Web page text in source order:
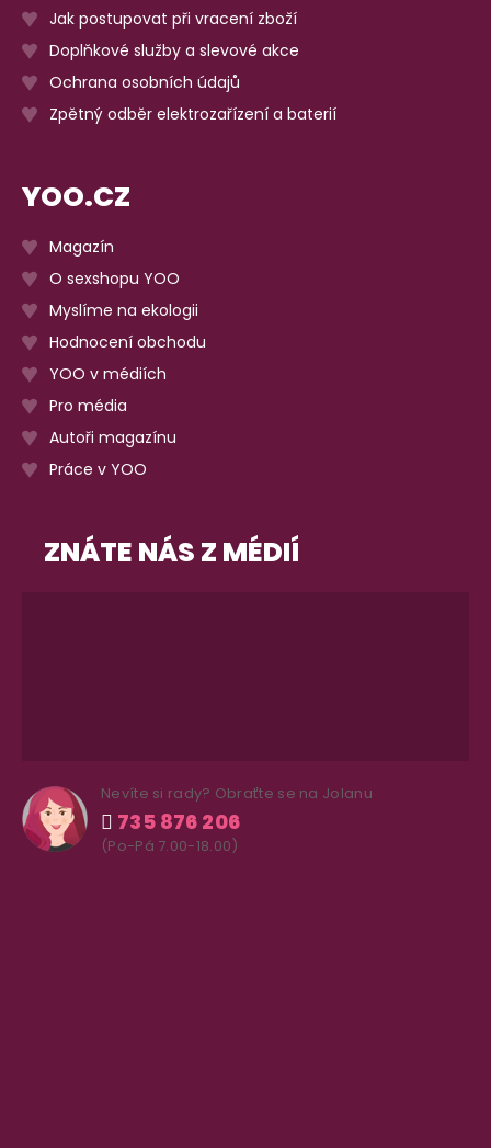
Jak postupovat při vracení zboží
Doplňkové služby a slevové akce
Ochrana osobních údajů
Zpětný odběr elektrozařízení a baterií
YOO.CZ
Magazín
O sexshopu YOO
Myslíme na ekologii
Hodnocení obchodu
YOO v médiích
Pro média
Autoři magazínu
Práce v YOO
ZNÁTE NÁS Z MÉDIÍ
Nevíte si rady? Obraťte se na Jolanu
735 876 206
(Po-Pá 7.00-18.00)